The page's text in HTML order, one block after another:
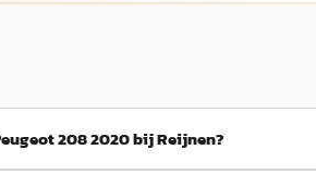
208 2020 bij Reijnen?